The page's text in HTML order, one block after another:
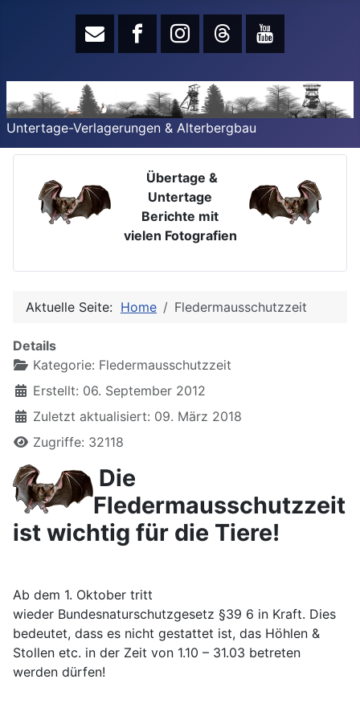
Untertage-Verlagerungen & Alterbergbau
Übertage &
Untertage
Berichte mit
vielen Fotografien
Aktuelle Seite: Home Fledermausschutzzeit
Details
Kategorie: Fledermausschutzzeit
Erstellt: 06. September 2012
Zuletzt aktualisiert: 09. März 2018
Zugriffe: 32118
Die
Fledermausschutzzeit
ist wichtig für die Tiere!
Ab dem 1. Oktober tritt
wieder Bundesnaturschutzgesetz §39 6 in Kraft. Dies
bedeutet, dass es nicht gestattet ist, das Höhlen &
Stollen etc. in der Zeit von 1.10 – 31.03 betreten
werden dürfen!